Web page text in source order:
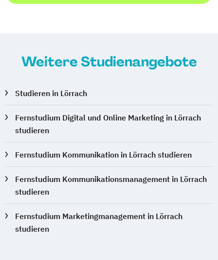
Weitere Studienangebote
Studieren in Lörrach
Fernstudium Digital und Online Marketing in Lörrach
studieren
Fernstudium Kommunikation in Lörrach studieren
Fernstudium Kommunikationsmanagement in Lörrach
studieren
Fernstudium Marketingmanagement in Lörrach
studieren